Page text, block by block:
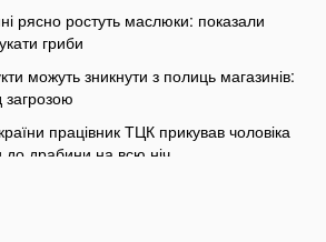
рясно ростуть маслюки: показали
гриби
можуть зникнути з полиць магазинів:
загрозою
працівник ТЦК прикував чоловіка
до драбини на всю ніч
обличчя після брекетів та чому